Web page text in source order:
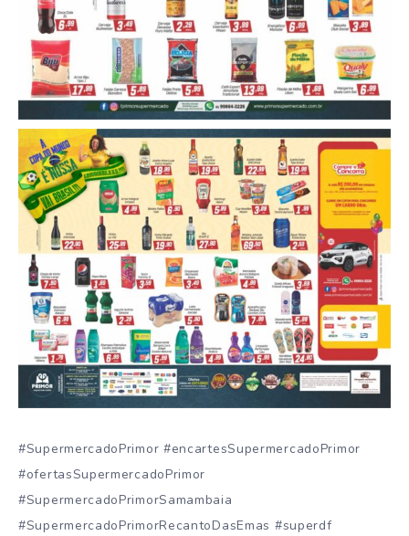
#SupermercadoPrimor #encartesSupermercadoPrimor
#ofertasSupermercadoPrimor
#SupermercadoPrimorSamambaia
#SupermercadoPrimorRecantoDasEmas #superdf